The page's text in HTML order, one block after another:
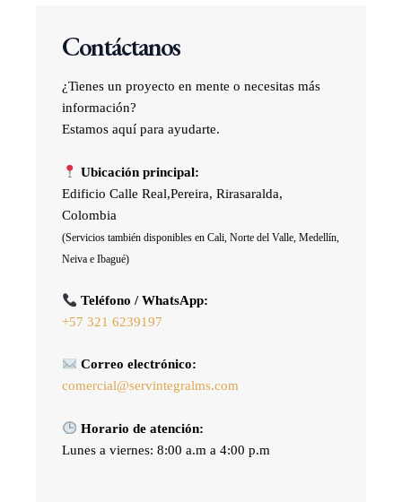
Contáctanos
¿Tienes un proyecto en mente o necesitas más
información?
Estamos aquí para ayudarte.
Ubicación principal:
Edificio Calle Real,Pereira, Rirasaralda,
Colombia
(Servicios también disponibles en Cali, Norte del Valle, Medellín,
Neiva e Ibagué)
Teléfono / WhatsApp:
+57 321 6239197
Correo electrónico:
comercial@servintegralms.com
Horario de atención:
Lunes a viernes: 8:00 a.m a 4:00 p.m